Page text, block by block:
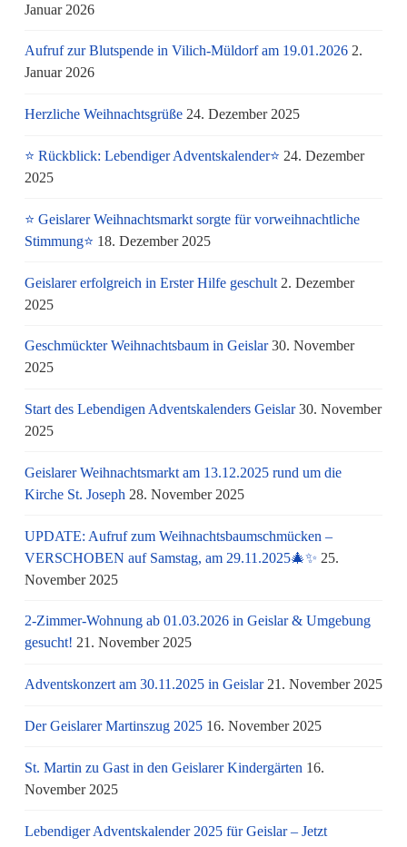
Januar 2026
Aufruf zur Blutspende in Vilich-Müldorf am 19.01.2026 2.
Januar 2026
Herzliche Weihnachtsgrüße 24. Dezember 2025
⭐ Rückblick: Lebendiger Adventskalender⭐ 24. Dezember
2025
⭐ Geislarer Weihnachtsmarkt sorgte für vorweihnachtliche
Stimmung⭐ 18. Dezember 2025
Geislarer erfolgreich in Erster Hilfe geschult 2. Dezember
2025
Geschmückter Weihnachtsbaum in Geislar 30. November
2025
Start des Lebendigen Adventskalenders Geislar 30. November
2025
Geislarer Weihnachtsmarkt am 13.12.2025 rund um die
Kirche St. Joseph 28. November 2025
UPDATE: Aufruf zum Weihnachtsbaumschmücken –
VERSCHOBEN auf Samstag, am 29.11.2025🎄✨ 25.
November 2025
2-Zimmer-Wohnung ab 01.03.2026 in Geislar & Umgebung
gesucht! 21. November 2025
Adventskonzert am 30.11.2025 in Geislar 21. November 2025
Der Geislarer Martinszug 2025 16. November 2025
St. Martin zu Gast in den Geislarer Kindergärten 16.
November 2025
Lebendiger Adventskalender 2025 für Geislar – Jetzt